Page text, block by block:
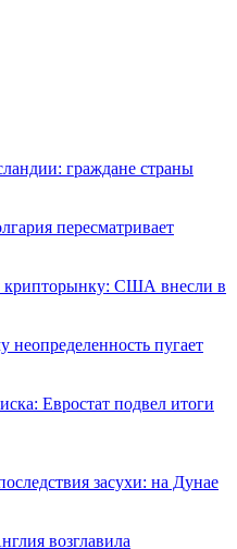
граждане страны
пересматривает
крипторынку: США внесли в
пугает
Евростат подвел итоги
засухи: на Дунае
возглавила